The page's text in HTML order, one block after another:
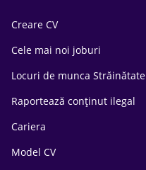
Creare CV
Cele mai noi joburi
Locuri de munca Străinătate
Raportează conținut ilegal
Cariera
Model CV